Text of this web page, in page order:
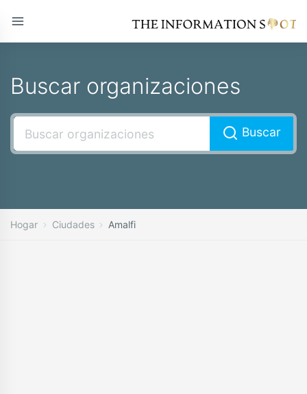
Buscar organizaciones
Buscar
Hogar Ciudades Amalfi